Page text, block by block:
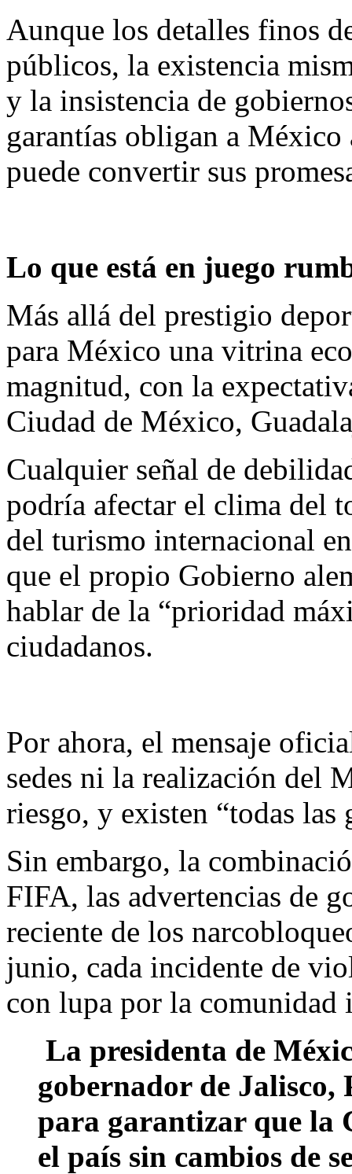
Aunque los detalles finos
públicos, la existencia
y la insistencia de
garantías obligan a México
puede convertir sus
Lo que está en juego
Más allá del prestigio
para México una vitrina
magnitud, con la
Ciudad de México,
Cualquier señal de
podría afectar el clima del
del turismo internacional
que el propio Gobierno
hablar de la “prioridad
ciudadanos.
Por ahora, el mensaje
sedes ni la realización del
riesgo, y existen “todas las
Sin embargo, la
FIFA, las advertencias de
reciente de los
junio, cada incidente de
con lupa por la comunidad
La presidenta de
gobernador de
para garantizar que la
el país sin cambios de